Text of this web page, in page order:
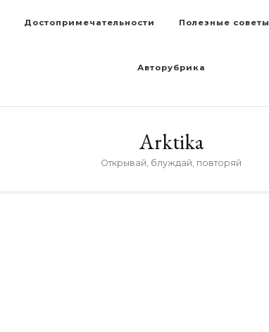
Достопримечательности Полезные советы
Авторубрика
Arktika
Открывай, блуждай, повторяй